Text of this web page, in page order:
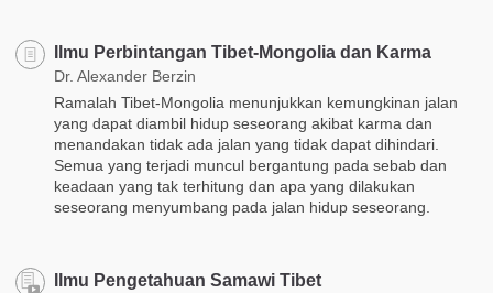
Ilmu Perbintangan Tibet-Mongolia dan Karma
Dr. Alexander Berzin
Ramalah Tibet-Mongolia menunjukkan kemungkinan jalan
yang dapat diambil hidup seseorang akibat karma dan
menandakan tidak ada jalan yang tidak dapat dihindari.
Semua yang terjadi muncul bergantung pada sebab dan
keadaan yang tak terhitung dan apa yang dilakukan
seseorang menyumbang pada jalan hidup seseorang.
Ilmu Pengetahuan Samawi Tibet